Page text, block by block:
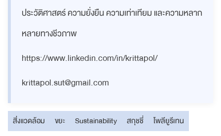
ประวัติศาสตร์ ความยั่งยืน ความเท่าเทียม และความหลาก
หลายทางชีวภาพ
https://www.linkedin.com/in/krittapol/
krittapol.sut@gmail.com
สิ่งแวดล้อม ขยะ Sustainability สกุชชี่ โพลียูรีเทน